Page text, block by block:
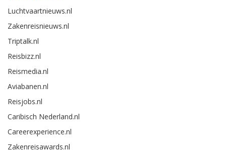
Luchtvaartnieuws.nl
Zakenreisnieuws.nl
Triptalk.nl
Reisbizz.nl
Reismedia.nl
Aviabanen.nl
Reisjobs.nl
Caribisch Nederland.nl
Careerexperience.nl
Zakenreisawards.nl